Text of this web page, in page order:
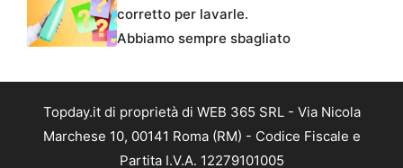
corretto per lavarle.
Abbiamo sempre sbagliato
Topday.it di proprietà di WEB 365 SRL - Via Nicola
Marchese 10, 00141 Roma (RM) - Codice Fiscale e
Partita I.V.A. 12279101005